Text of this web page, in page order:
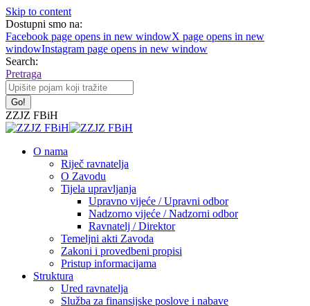
Skip to content
Dostupni smo na:
Facebook page opens in new windowX page opens in new
windowInstagram page opens in new window
Search:
Pretraga
ZZJZ FBiH
O nama
Riječ ravnatelja
O Zavodu
Tijela upravljanja
Upravno vijeće / Upravni odbor
Nadzorno vijeće / Nadzorni odbor
Ravnatelj / Direktor
Temeljni akti Zavoda
Zakoni i provedbeni propisi
Pristup informacijama
Struktura
Ured ravnatelja
Služba za finansijske poslove i nabave